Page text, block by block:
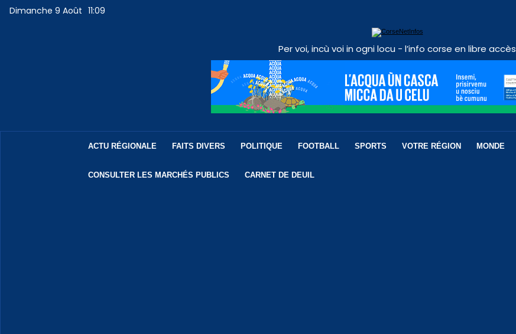
Dimanche 9 Août 11:09
Per voi, incù voi in ogni locu - l’info corse en libre accès
ACTU RÉGIONALE FAITS DIVERS POLITIQUE FOOTBALL SPORTS VOTRE RÉGION MONDE
CONSULTER LES MARCHÉS PUBLICS CARNET DE DEUIL